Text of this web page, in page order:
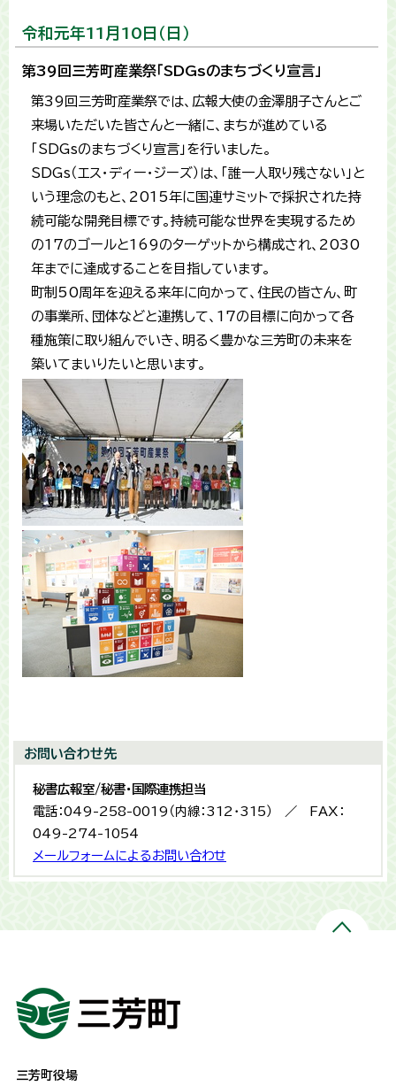
令和元年11月10日（日）
第39回三芳町産業祭「SDGsのまちづくり宣言」
第39回三芳町産業祭では、広報大使の金澤朋子さんとご
来場いただいた皆さんと一緒に、まちが進めている
「SDGsのまちづくり宣言」を行いました。
SDGs（エス・ディー・ジーズ）は、「誰一人取り残さない」と
いう理念のもと、2015年に国連サミットで採択された持
続可能な開発目標です。持続可能な世界を実現するため
の17のゴールと169のターゲットから構成され、2030
年までに達成することを目指しています。
町制50周年を迎える来年に向かって、住民の皆さん、町
の事業所、団体などと連携して、17の目標に向かって各
種施策に取り組んでいき、明るく豊かな三芳町の未来を
築いてまいりたいと思います。
お問い合わせ先
秘書広報室/秘書・国際連携担当
電話：049-258-0019（内線：312・315） ／ FAX：
049-274-1054
メールフォームによるお問い合わせ
三芳町役場